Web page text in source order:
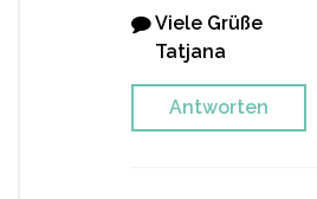
Viele Grüße
Tatjana
Antworten